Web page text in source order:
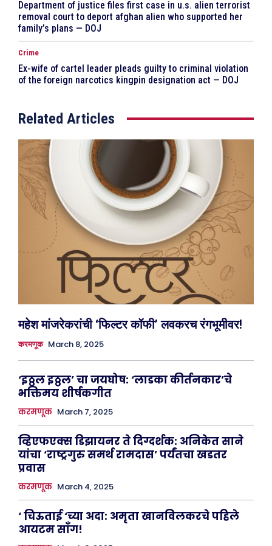
Department of justice files first case in u.s. alien terrorist
removal court to deport afghan alien who supported her
family’s plans — DOJ
Crime
Ex-wife of cartel leader pleads guilty to criminal violation
of the foreign narcotics kingpin designation act — DOJ
Related Articles
महेश मांजरेकरांची ‘फिल्टर कॉफी’ लवकरच रंगभूमीवर!
करमणूक March 8, 2025
‘इठ्ठल इठ्ठल’ चा जयघोष: ‘लाडका कीर्तनकार’चे
भक्तिमय शीर्षकगीत
करमणूक March 7, 2025
व्हिएफएक्स डिझायनर ते दिग्दर्शक: अनिकेत साने
यांचा ‘राष्ट्रगुरु समर्थ रामदास’ पर्यंतचा खडतर
प्रवास
करमणूक March 4, 2025
‘ चिऊताई ‘च्या अदा: अमृता खानविलकरचे पहिले
आयटम साँग!